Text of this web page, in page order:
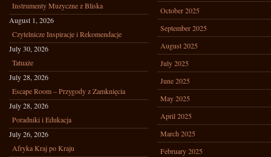
Instrumenty Muzyczne z Bliska
August 1, 2026
Czytelnicze Inspiracje i Rekomendacje
July 30, 2026
Tatuaże
July 28, 2026
Escape Room – Przygody z Zamknięcia
July 28, 2026
Poradniki i Edukacja
July 26, 2026
Afryka Kraj po Kraju
October 2025
September 2025
August 2025
July 2025
June 2025
May 2025
April 2025
March 2025
February 2025